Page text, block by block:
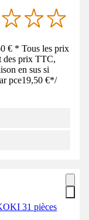
€ * Tous les prix
des prix TTC,
en sus si
pce19,50 €*/
31 pièces